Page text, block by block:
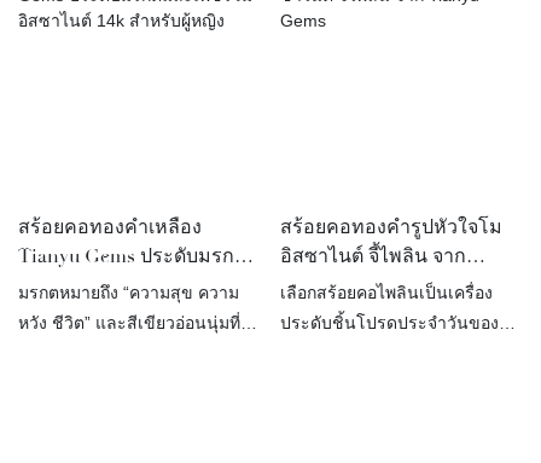
จากการทุ่มเทอย่างสูงสุดในการ
สร้อยคอทองคำเหลือง
Tianyu Gems ประดับมรกต
และเพชรโมอิสซาไนต์ 14k
สำหรับผู้หญิง
มรกตหมายถึง “ความสุข ความ
หวัง ชีวิต” และสีเขียวอ่อนนุ่มที่
สร้อยคอทองคำรูปหัวใจโม
อิสซาไนต์ จี้ไพลิน จาก
Tianyu Gems
เลือกสร้อยคอไพลินเป็นเครื่อง
ประดับชิ้นโปรดประจำวันของ